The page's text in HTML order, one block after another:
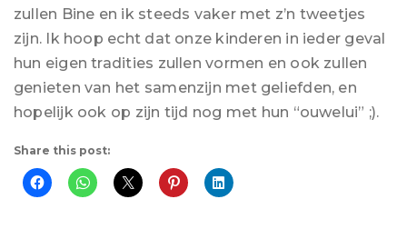
zullen Bine en ik steeds vaker met z’n tweetjes
zijn. Ik hoop echt dat onze kinderen in ieder geval
hun eigen tradities zullen vormen en ook zullen
genieten van het samenzijn met geliefden, en
hopelijk ook op zijn tijd nog met hun “ouwelui” ;).
Share this post: